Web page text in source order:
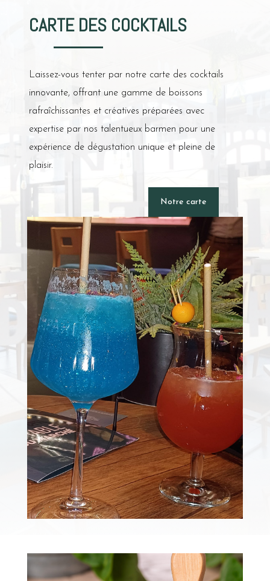
CARTE DES COCKTAILS
Laissez-vous tenter par notre carte des cocktails
innovante, offrant une gamme de boissons
rafraîchissantes et créatives préparées avec
expertise par nos talentueux barmen pour une
expérience de dégustation unique et pleine de
plaisir.
Notre carte